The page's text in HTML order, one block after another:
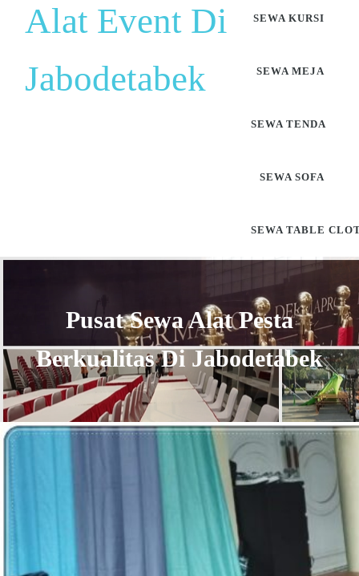
Alat Event Di
Jabodetabek
SEWA KURSI
SEWA MEJA
SEWA TENDA
SEWA SOFA
SEWA TABLE
Pusat Sewa Alat Pesta
Berkualitas Di Jabodetabek